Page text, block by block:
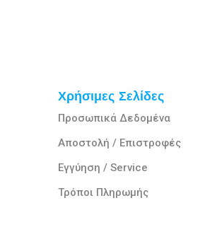
Χρήσιμες Σελίδες
Προσωπικά Δεδομένα
Αποστολή / Επιστροφές
Εγγύηση / Service
Τρόποι Πληρωμής